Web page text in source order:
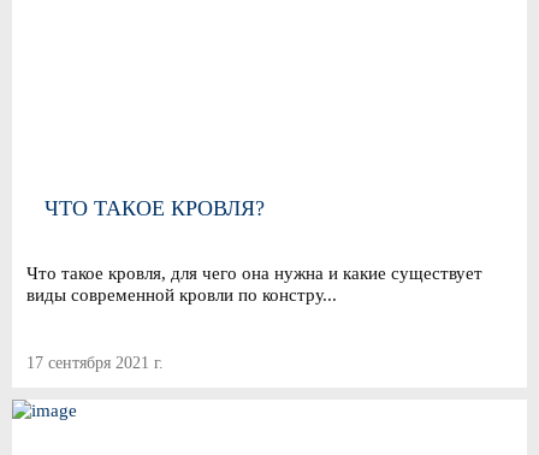
ЧТО ТАКОЕ КРОВЛЯ?
Что такое кровля, для чего она нужна и какие существует
виды современной кровли по констру...
17 сентября 2021 г.